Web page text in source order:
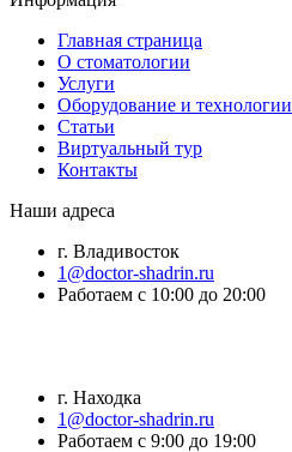
Главная страница
О стоматологии
Услуги
Оборудование и технологии
Статьи
Виртуальный тур
Контакты
Наши адреса
г. Владивосток
1@doctor-shadrin.ru
Работаем с 10:00 до 20:00
г. Находка
1@doctor-shadrin.ru
Работаем с 9:00 до 19:00